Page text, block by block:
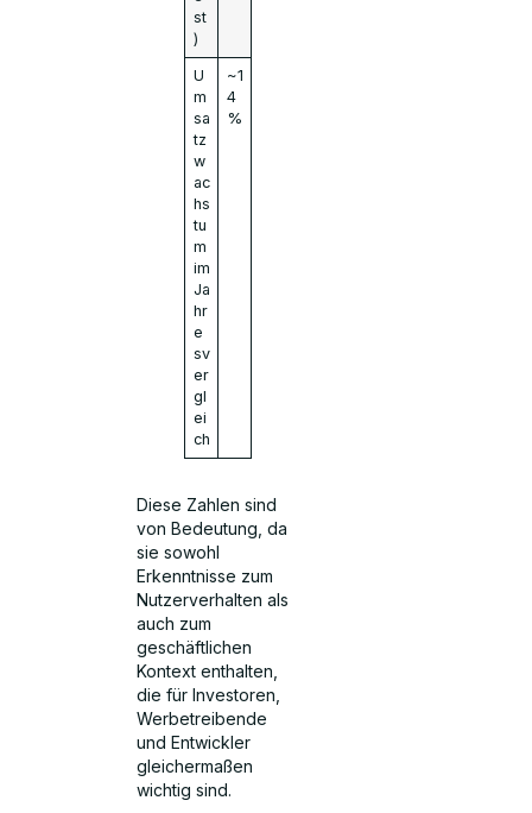
st
)
U
m
sa
tz
w
ac
hs
tu
m
im
Ja
hr
e
sv
er
gl
ei
ch
~1
4
%
Diese Zahlen sind
von Bedeutung, da
sie sowohl
Erkenntnisse zum
Nutzerverhalten als
auch zum
geschäftlichen
Kontext enthalten,
die für Investoren,
Werbetreibende
und Entwickler
gleichermaßen
wichtig sind.